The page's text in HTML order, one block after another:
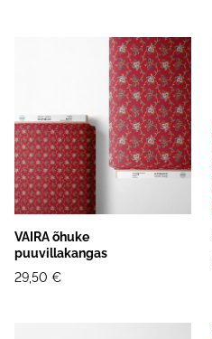
VAIRA õhuke
puuvillakangas
29,50 €